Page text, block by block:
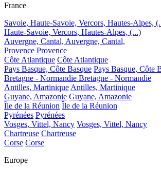
France
Savoie, Haute-Savoie, Vercors, Hautes-Alpes,
Haute-Savoie, Vercors, Hautes-Alpes, (...)
Auvergne, Cantal, Auvergne, Cantal,
Provence Provence
Côte Atlantique Côte Atlantique
Pays Basque, Côte Basque Pays Basque, Côte
Bretagne - Normandie Bretagne - Normandie
Antilles, Martinique Antilles, Martinique
Guyane, Amazonie Guyane, Amazonie
Île de la Réunion Île de la Réunion
Pyrénées Pyrénées
Vosges, Vittel, Nancy Vosges, Vittel, Nancy
Chartreuse Chartreuse
Corse Corse
Europe